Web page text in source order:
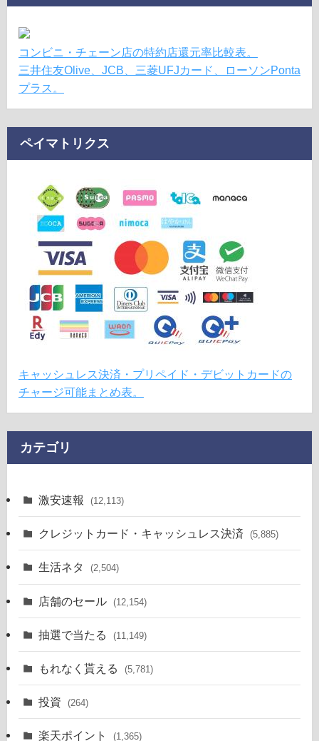
コンビニ・チェーン店の特約店還元率比較表。
三井住友Olive、JCB、三菱UFJカード、ローソンPonta
プラス。
ペイマトリクス
キャッシュレス決済・プリペイド・デビットカードの
チャージ可能まとめ表。
カテゴリ
激安速報 (12,113)
クレジットカード・キャッシュレス決済 (5,885)
生活ネタ (2,504)
店舗のセール (12,154)
抽選で当たる (11,149)
もれなく貰える (5,781)
投資 (264)
楽天ポイント (1,365)